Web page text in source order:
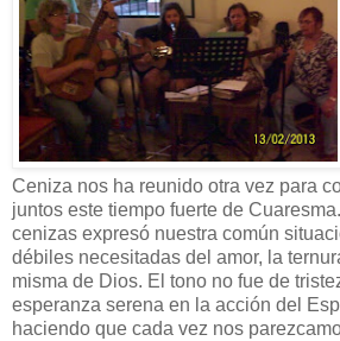
Ceniza nos ha reunido otra vez para
juntos este tiempo fuerte de
cenizas expresó nuestra común
débiles necesitadas del amor, la
misma de Dios. El tono no fue de
esperanza serena en la acción del
haciendo que cada vez nos